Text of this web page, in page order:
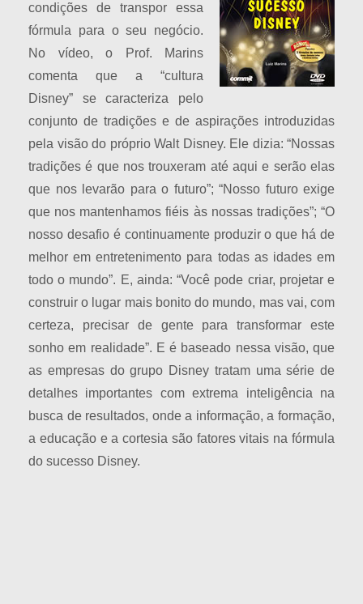
condições de transpor essa
fórmula para o seu negócio.
No vídeo, o Prof. Marins
comenta que a “cultura
Disney” se caracteriza pelo
conjunto de tradições e de aspirações introduzidas
pela visão do próprio Walt Disney. Ele dizia: “Nossas
tradições é que nos trouxeram até aqui e serão elas
que nos levarão para o futuro”; “Nosso futuro exige
que nos mantenhamos fiéis às nossas tradições”; “O
nosso desafio é continuamente produzir o que há de
melhor em entretenimento para todas as idades em
todo o mundo”. E, ainda: “Você pode criar, projetar e
construir o lugar mais bonito do mundo, mas vai, com
certeza, precisar de gente para transformar este
sonho em realidade”. E é baseado nessa visão, que
as empresas do grupo Disney tratam uma série de
detalhes importantes com extrema inteligência na
busca de resultados, onde a informação, a formação,
a educação e a cortesia são fatores vitais na fórmula
do sucesso Disney.